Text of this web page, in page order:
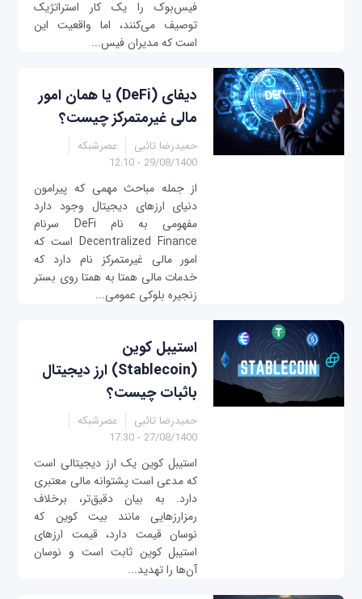
فیس‌بوک را یک کار استراتژیک
توصیف می‌کنند، اما واقعیت این
است که مدیران فیس‌...
دیفای (DeFi) یا همان امور
مالی غیرمتمرکز چیست؟
حمیدرضا تائبی
عصرشبکه
29/08/1400 - 12:10
از جمله مباحث مهمی که پیرامون
دنیای ارزهای دیجیتال وجود دارد
مفهومی به نام DeFi سرنام
Decentralized Finance است که
امور مالی غیرمتمرکز نام دارد که
خدمات مالی همتا به همتا روی بستر
زنجیره بلوکی عمومی...
استیبل کوین
(Stablecoin) ارز دیجیتال
باثبات چیست؟
حمیدرضا تائبی
عصرشبکه
27/08/1400 - 17:30
استیبل کوین‌ یک ارز دیجیتالی است
که مدعی است پشتوانه‌ مالی معتبری
دارد. به بیان دقیق‌تر، برخلاف
رمزارزهایی مانند بیت کوین که
نوسان قیمت دارد، قیمت ارزهای
استیبل کوین ثابت است و نوسان
آن‌ها را تهدید...